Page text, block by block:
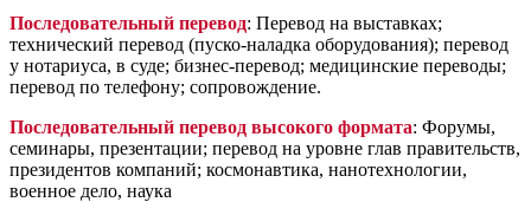
Последовательный перевод: Перевод на выставках;
технический перевод (пуско-наладка оборудования); перевод
у нотариуса, в суде; бизнес-перевод; медицинские переводы;
перевод по телефону; сопровождение.
Последовательный перевод высокого формата: Форумы,
семинары, презентации; перевод на уровне глав правительств,
президентов компаний; космонавтика, нанотехнологии,
военное дело, наука